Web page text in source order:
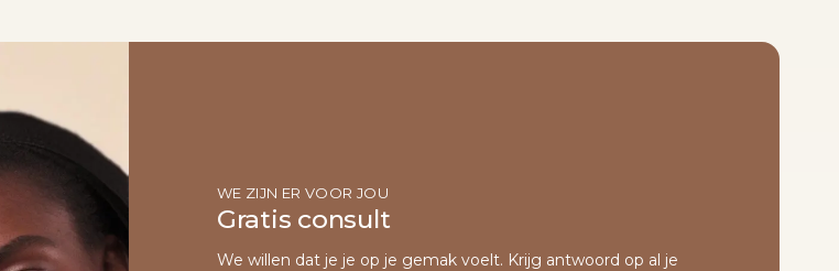
WE ZIJN ER VOOR JOU
Gratis consult
We willen dat je je op je gemak voelt. Krijg antwoord op al je